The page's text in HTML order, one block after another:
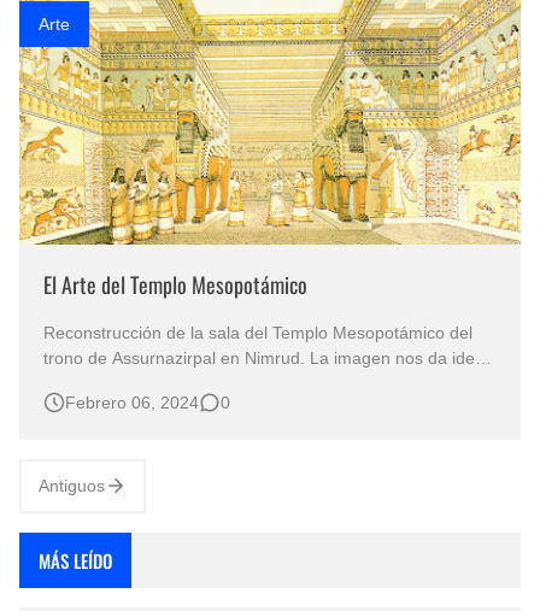
Arte
El Arte del Templo Mesopotámico
Reconstrucción de la sala del Templo Mesopotámico del
trono de Assurnazirpal en Nimrud. La imagen nos da idea
pintados. El Templo Mesopotámico era una construcción
Febrero 06, 2024 0
Antiguos
MÁS LEÍDO